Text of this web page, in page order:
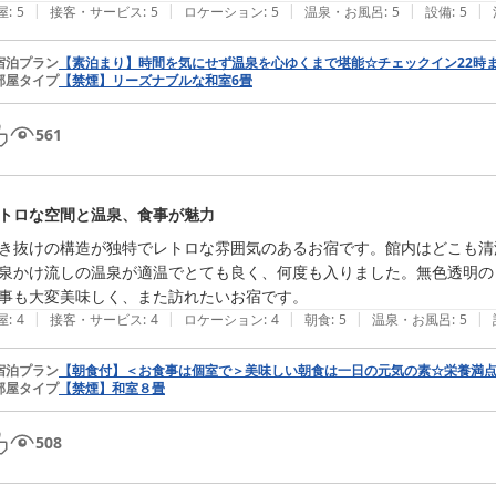
: 5 | 接客・サービス: 5 | ロケーション: 5 | 温泉・お風呂: 5 | 設備: 5 |
泊プラン 【素泊まり】時間を気にせず温泉を心ゆくまで堪能☆チェックイン22時
屋タイプ【禁煙】リーズナブルな和室6畳
561
ロな空間と温泉、食事が魅力
抜けの構造が独特でレトロな雰囲気のあるお宿です。館内はどこも
かけ流しの温泉が適温でとても良く、何度も入りました。無色透明
も大変美味しく、また訪れたいお宿です。
: 4 | 接客・サービス: 4 | ロケーション: 4 | 朝食: 5 | 温泉・お風呂: 5 |
泊プラン 【朝食付】＜お食事は個室で＞美味しい朝食は一日の元気の素☆栄養満
屋タイプ【禁煙】和室８畳
508